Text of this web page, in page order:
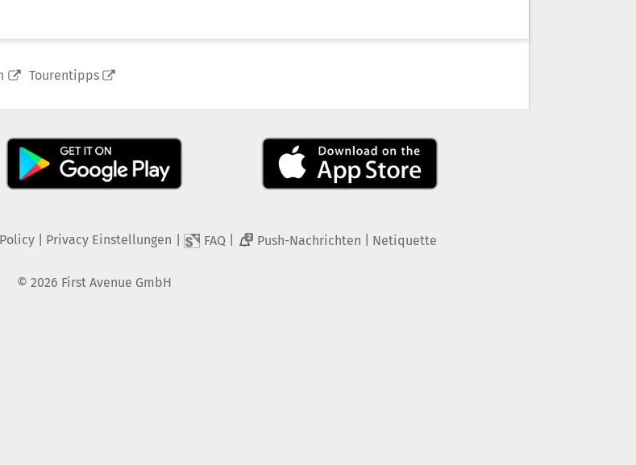
Tourentipps
| Privacy Einstellungen FAQ 2 Push-Nachrichten Netiquette
© 2026 First Avenue GmbH